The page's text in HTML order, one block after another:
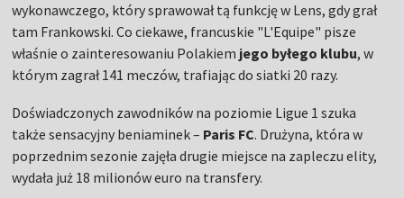
wykonawczego, który sprawował tą funkcję w Lens, gdy grał
tam Frankowski. Co ciekawe, francuskie "L'Equipe" pisze
właśnie o zainteresowaniu Polakiem jego byłego klubu, w
którym zagrał 141 meczów, trafiając do siatki 20 razy.
Doświadczonych zawodników na poziomie Ligue 1 szuka
także sensacyjny beniaminek – Paris FC. Drużyna, która w
poprzednim sezonie zajęła drugie miejsce na zapleczu elity,
wydała już 18 milionów euro na transfery.